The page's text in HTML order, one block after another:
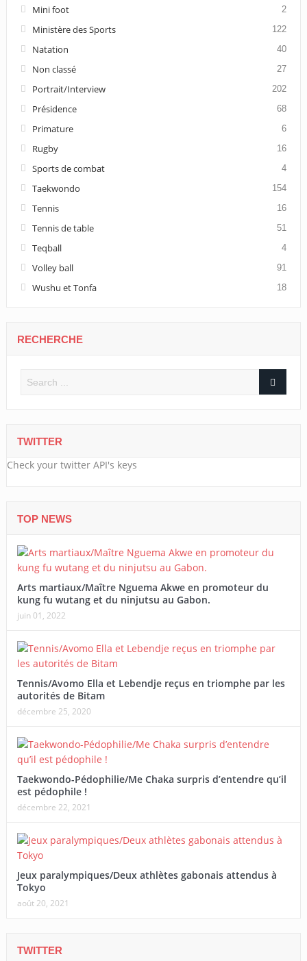
Mini foot 2
Ministère des Sports 122
Natation 40
Non classé 27
Portrait/Interview 202
Présidence 68
Primature 6
Rugby 16
Sports de combat 4
Taekwondo 154
Tennis 16
Tennis de table 51
Teqball 4
Volley ball 91
Wushu et Tonfa 18
RECHERCHE
TWITTER
Check your twitter API's keys
TOP NEWS
Arts martiaux/Maître Nguema Akwe en promoteur du
kung fu wutang et du ninjutsu au Gabon.
juin 01, 2022
Tennis/Avomo Ella et Lebendje reçus en triomphe par les
autorités de Bitam
décembre 25, 2020
Taekwondo-Pédophilie/Me Chaka surpris d’entendre qu’il
est pédophile !
décembre 22, 2021
Jeux paralympiques/Deux athlètes gabonais attendus à
Tokyo
août 20, 2021
TWITTER